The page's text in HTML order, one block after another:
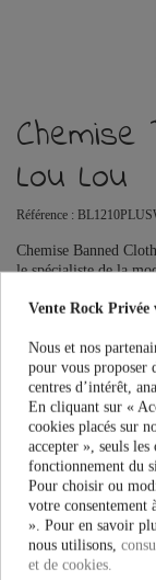
Chemise
Lou Lou
Référence :
Chemise Banned
le spécialiste de la
Ce produit n'est
PRÉVENEZ-MOI
Taille:
34,90 €
Vente Rock Privée
Nous et nos
pour vous proposer
centres d’intérêt,
En cliquant sur «
cookies placés sur
accepter », seuls les
fonctionnement du
Pour choisir ou
votre consentement
». Pour en savoir
nous utilisons,
et de cookies.